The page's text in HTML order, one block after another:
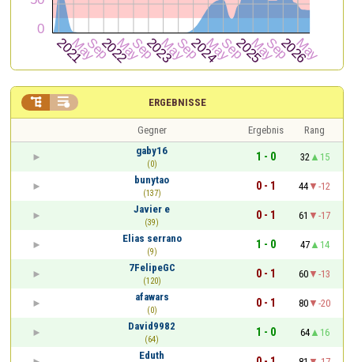
ERGEBNISSE
 
Gegner Ergebnis
Rang
gaby16
(0)
1 - 0 32
15
bunytao
(137)
0 - 1 44
-12
Javier e
(39)
0 - 1 61
-17
Elias serrano
(9)
1 - 0 47
14
7FelipeGC
(120)
0 - 1 60
-13
afawars
(0)
0 - 1 80
-20
David9982
(64)
1 - 0 64
16
Eduth